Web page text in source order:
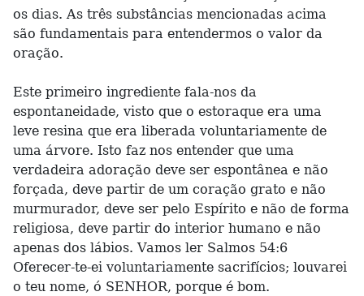
os dias. As três substâncias mencionadas acima
são fundamentais para entendermos o valor da
oração.
Este primeiro ingrediente fala-nos da
espontaneidade, visto que o estoraque era uma
leve resina que era liberada voluntariamente de
uma árvore. Isto faz nos entender que uma
verdadeira adoração deve ser espontânea e não
forçada, deve partir de um coração grato e não
murmurador, deve ser pelo Espírito e não de forma
religiosa, deve partir do interior humano e não
apenas dos lábios. Vamos ler Salmos 54:6
Oferecer-te-ei voluntariamente sacrifícios; louvarei
o teu nome, ó SENHOR, porque é bom.